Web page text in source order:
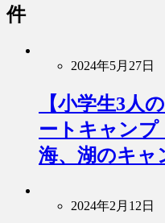
件
2024年5月27日
【小学生3人
ートキャンプ
海、湖のキャ
2024年2月12日